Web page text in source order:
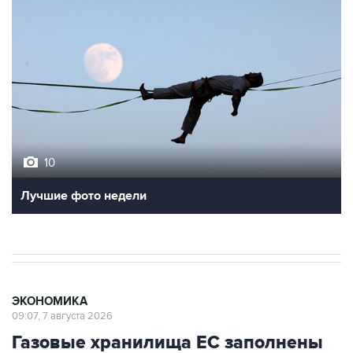
10
Лучшие фото недели
ЭКОНОМИКА
09:07, 7 августа 2026
Газовые хранилища ЕС заполнены